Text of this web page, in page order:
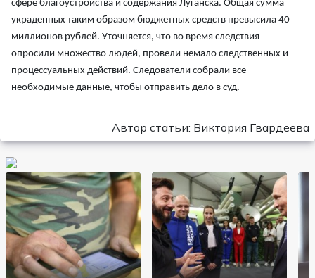
сфере благоустройства и содержания Луганска. Общая сумма
украденных таким образом бюджетных средств превысила 40
миллионов рублей. Уточняется, что во время следствия
опросили множество людей, провели немало следственных и
процессуальных действий. Следователи собрали все
необходимые данные, чтобы отправить дело в суд.
Автор статьи: Виктория Гвардеева